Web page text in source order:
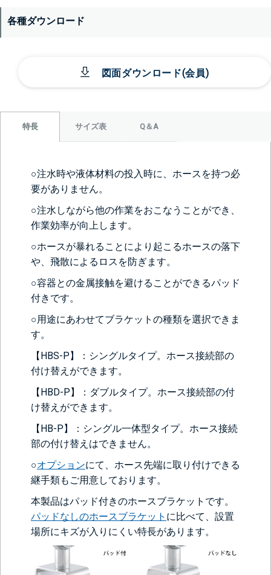
各種ダウンロード
図面ダウンロード(会員)
特長 サイズ表 Q＆A
○注水時や液体材料の投入時に、ホースを持つ必
要がありません。
○注水しながら他の作業をおこなうことができ、
作業効率が向上します。
○ホースが暴れることにより起こるホースの落下
や、飛散によるロスを防ぎます。
○容器との金属接触を避けることができるパッド
付きです。
○用途にあわせてブラケットの種類を選択できま
す。
【HBS-P】：シングルタイプ。ホース接続部の
付け替えができます。
【HBD-P】：ダブルタイプ。ホース接続部の付
け替えができます。
【HB-P】：シングル一体型タイプ。ホース接続
部の付け替えはできません。
○オプションにて、ホース先端に取り付けできる
継手類もご用意しております。
本製品はパッド付きのホースブラケットです。
パッドなしのホースブラケット に比べて、設置
場所にキズが入りにくい特長があります。